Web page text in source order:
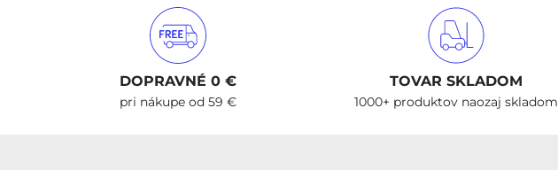
DOPRAVNÉ 0 €
pri nákupe od 59 €
TOVAR SKLADOM
1000+ produktov naozaj skladom